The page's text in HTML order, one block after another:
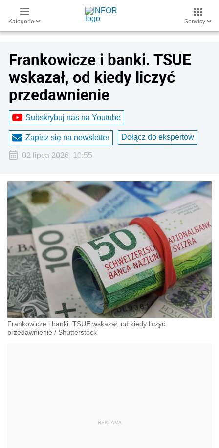
Kategorie Serwisy
Frankowicze i banki. TSUE
wskazał, od kiedy liczyć
przedawnienie
Subskrybuj nas na Youtube
Zapisz się na newsletter Dołącz do ekspertów
02 lipca 2026, 10:55
Frankowicze i banki. TSUE wskazał, od kiedy liczyć
przedawnienie / Shutterstock